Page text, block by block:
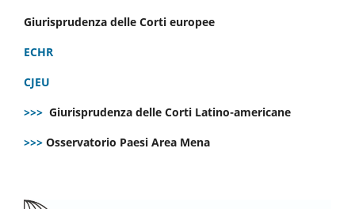
Giurisprudenza delle Corti europee
ECHR
CJEU
>>> Giurisprudenza delle Corti Latino-americane
>>> Osservatorio Paesi Area Mena